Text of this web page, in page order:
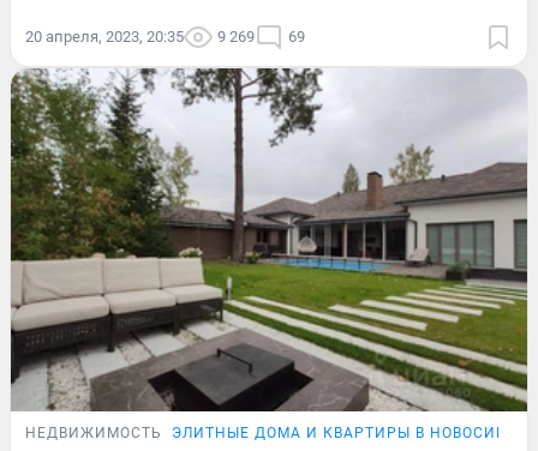
20 апреля, 2023, 20:35 9 269 69
НЕДВИЖИМОСТЬ ЭЛИТНЫЕ ДОМА И КВАРТИРЫ В